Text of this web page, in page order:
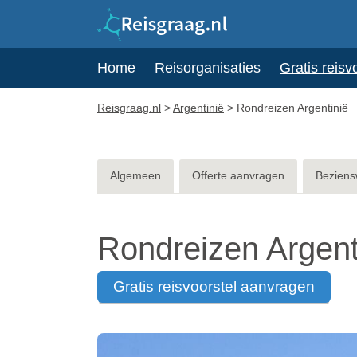
Home Reisorganisaties Gratis
Reisgraag.nl >Argentinië > Rondreizen Argentinië
Algemeen Offerte aanvragen
Rondreizen
gratis reisvoorstel aanvragen